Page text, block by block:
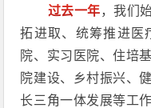
过去一年，我们
拓进取、统筹推进医
院、实习医院、住培
院建设、乡村振兴、
长三角一体发展等工